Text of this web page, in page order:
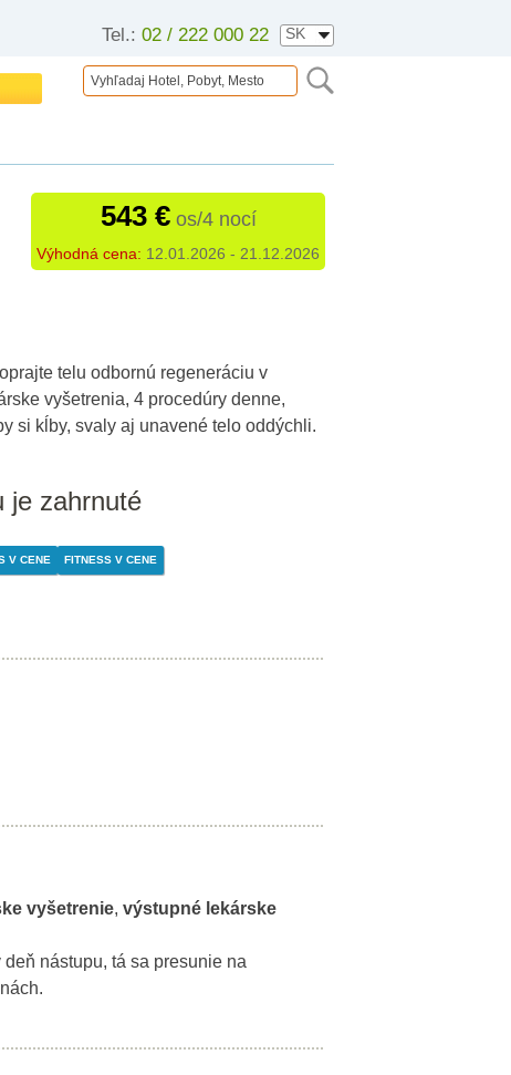
Tel.: 02 / 222 000 22
543 €os/4 nocí
Výhodná cena: 12.01.2026 - 21.12.2026
telu odbornú regeneráciu v
vyšetrenia, 4 procedúry denne,
si kĺby, svaly aj unavené telo oddýchli.
je zahrnuté
V CENE FITNESS V CENE
vyšetrenie, výstupné lekárske
nástupu, tá sa presunie na